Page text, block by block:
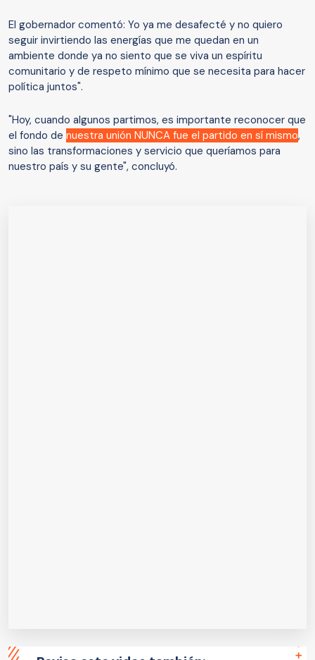
El gobernador comentó: Yo ya me desafecté y no quiero
seguir invirtiendo las energías que me quedan en un
ambiente donde ya no siento que se viva un espíritu
comunitario y de respeto mínimo que se necesita para hacer
política juntos".
"Hoy, cuando algunos partimos, es importante reconocer que
el fondo de nuestra unión NUNCA fue el partido en sí mismo,
sino las transformaciones y servicio que queríamos para
nuestro país y su gente", concluyó.